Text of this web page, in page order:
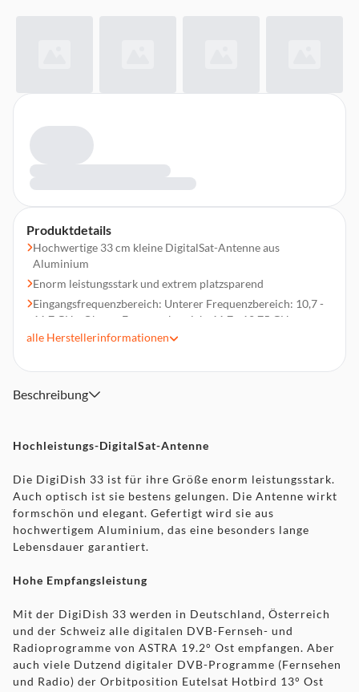
Produktdetails
Hochwertige 33 cm kleine DigitalSat-Antenne aus
Aluminium
Enorm leistungsstark und extrem platzsparend
Eingangsfrequenzbereich: Unterer Frequenzbereich: 10,7 -
11,7 GHz, Oberer Frequenzbereich: 11,7 - 12,75 GHz
Ausgangsfrequenzbereich: Unterer Frequenzbereich: 950 -
Geeignet für einen Teilnehmer
Feedaufnahme: 40 mm
Halterung, Universal V/H-LNB, Wandhalterung, Schrauben,
alle Herstellerinformationen
Beschreibung
Hochleistungs-DigitalSat-Antenne
Die DigiDish 33 ist für ihre Größe enorm leistungsstark.
Auch optisch ist sie bestens gelungen. Die Antenne wirkt
formschön und elegant. Gefertigt wird sie aus
hochwertigem Aluminium, das eine besonders lange
Lebensdauer garantiert.
Hohe Empfangsleistung
Mit der DigiDish 33 werden in Deutschland, Österreich
und der Schweiz alle digitalen DVB-Fernseh- und
Radioprogramme von ASTRA 19.2° Ost empfangen. Aber
auch viele Dutzend digitaler DVB-Programme (Fernsehen
und Radio) der Orbitposition Eutelsat Hotbird 13° Ost